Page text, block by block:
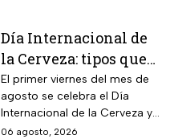
Día Internacional de
la Cerveza: tipos que
hay con base en su
sabor y fermentación
El primer viernes del mes de
agosto se celebra el Día
Internacional de la Cerveza y
si quieres celebrarlo
06 agosto, 2026